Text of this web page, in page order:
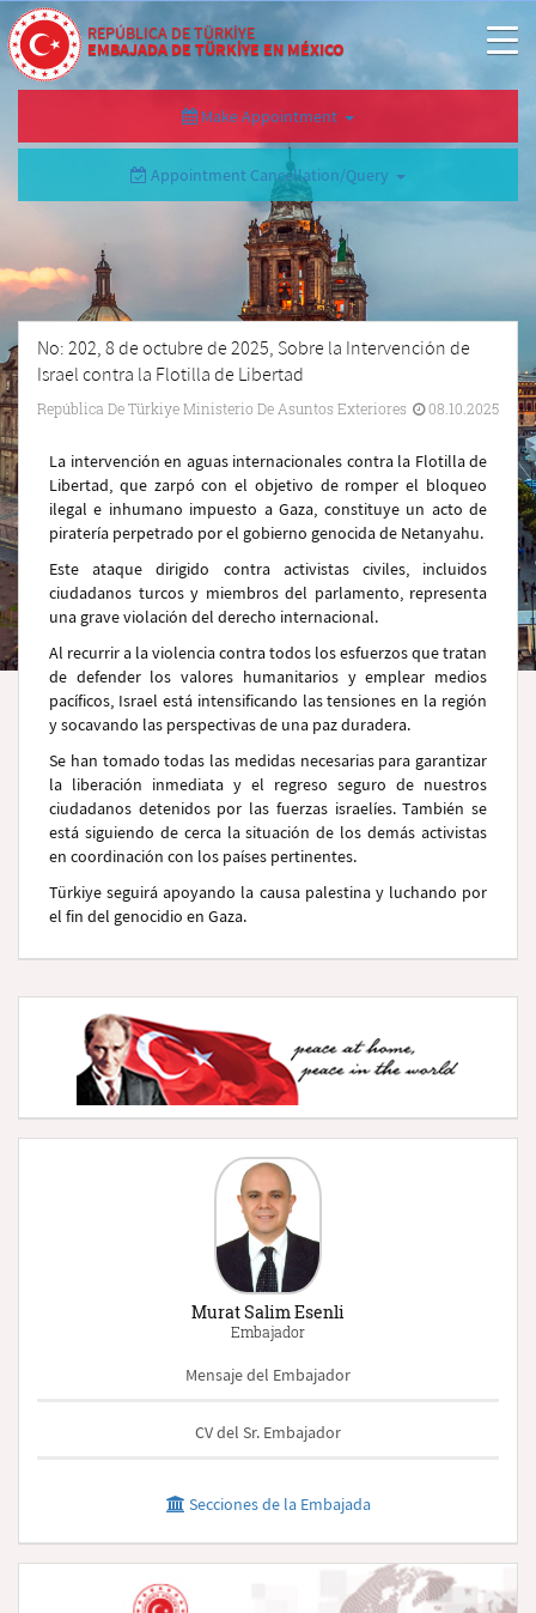
REPÚBLICA DE TÜRKİYE
EMBAJADA DE TÜRKİYE EN MÉXICO
Make Appointment
Appointment Cancellation/Query
No: 202, 8 de octubre de 2025, Sobre la Intervención de
Israel contra la Flotilla de Libertad
República De Türkiye Ministerio De Asuntos Exteriores 08.10.2025
La intervención en aguas internacionales contra la Flotilla de
Libertad, que zarpó con el objetivo de romper el bloqueo
ilegal e inhumano impuesto a Gaza, constituye un acto de
piratería perpetrado por el gobierno genocida de Netanyahu.
Este ataque dirigido contra activistas civiles, incluidos
ciudadanos turcos y miembros del parlamento, representa
una grave violación del derecho internacional.
Al recurrir a la violencia contra todos los esfuerzos que tratan
de defender los valores humanitarios y emplear medios
pacíficos, Israel está intensificando las tensiones en la región
y socavando las perspectivas de una paz duradera.
Se han tomado todas las medidas necesarias para garantizar
la liberación inmediata y el regreso seguro de nuestros
ciudadanos detenidos por las fuerzas israelíes. También se
está siguiendo de cerca la situación de los demás activistas
en coordinación con los países pertinentes.
Türkiye seguirá apoyando la causa palestina y luchando por
el fin del genocidio en Gaza.
Murat Salim Esenli
Embajador
Mensaje del Embajador
CV del Sr. Embajador
Secciones de la Embajada